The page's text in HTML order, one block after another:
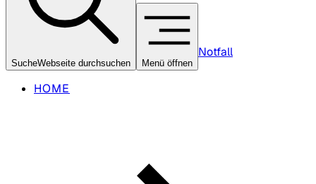
SucheWebseite durchsuchen Menü öffnen
Notfall
HOME